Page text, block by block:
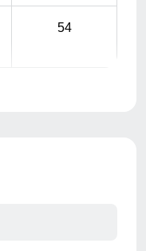
54